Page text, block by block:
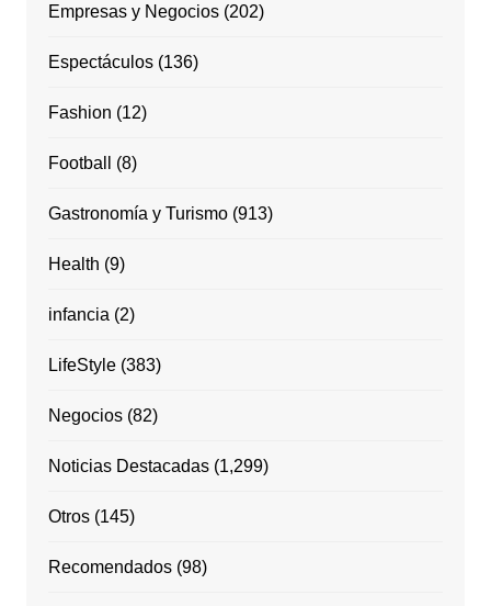
Empresas y Negocios(202)
Espectáculos(136)
Fashion (12)
Football (8)
Gastronomía y Turismo(913)
Health (9)
infancia (2)
LifeStyle(383)
Negocios(82)
Noticias Destacadas(1,299)
Otros(145)
Recomendados(98)